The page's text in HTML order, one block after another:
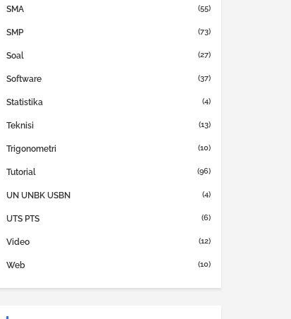
SMA (55)
SMP (73)
Soal (27)
Software (37)
Statistika (4)
Teknisi (13)
Trigonometri (10)
Tutorial (96)
UN UNBK USBN (4)
UTS PTS (6)
Video (12)
Web (10)